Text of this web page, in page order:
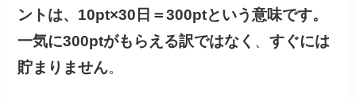
ントは、10pt×30日＝300ptという意味です。
一気に300ptがもらえる訳ではなく 、すぐには
貯まりません。